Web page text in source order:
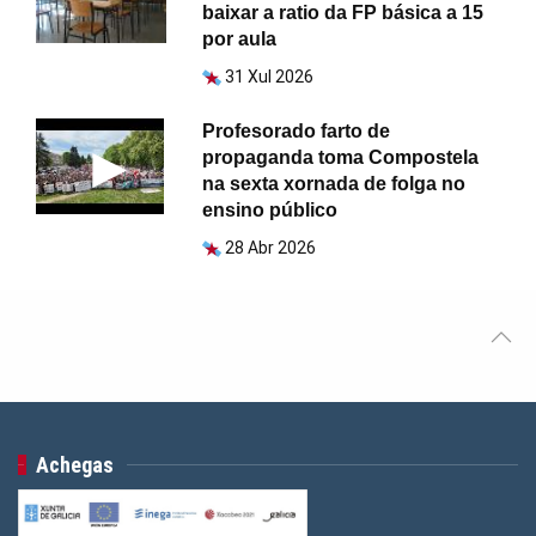
baixar a ratio da FP básica a 15
por aula
31 Xul 2026
Profesorado farto de
propaganda toma Compostela
na sexta xornada de folga no
ensino público
28 Abr 2026
Achegas